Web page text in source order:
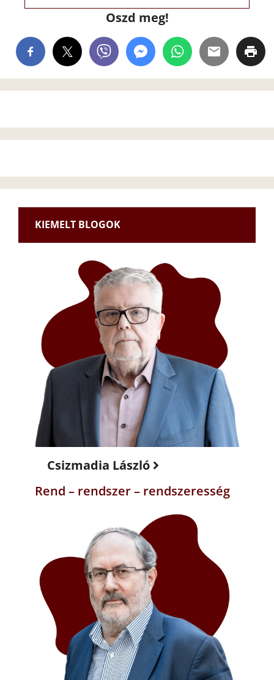
Oszd meg!
KIEMELT BLOGOK
Csizmadia László
Rend – rendszer – rendszeresség